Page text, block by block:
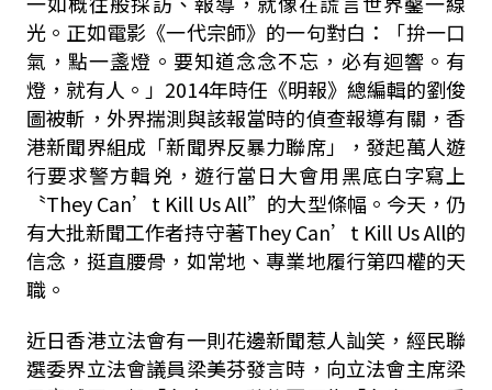
光。正如電影《一代宗師》的一句對白：「拚一口
氣，點一盞燈。要知道念念不忘，必有迴響。有
燈，就有人。」2014年時任《明報》總編輯的劉俊
圖被斬，外界揣測與該報當時的偵查報導有關，香
港新聞界組成「新聞界反暴力聯席」，發起萬人遊
行要求警方輯兇，遊行當日大會用黑底白字寫上
〝They Can’t Kill Us All”的大型條幅。今天，仍
有大批新聞工作者持守著They Can’t Kill Us All的
信念，挺直腰骨，如常地、專業地履行第四權的天
職。
近日香港立法會有一則花邊新聞惹人訕笑，經民聯
選委界立法會議員梁美芬發言時，向立法會主席梁